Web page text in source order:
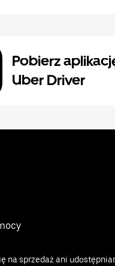
Pobierz
Uber Driver
na sprzedaż ani